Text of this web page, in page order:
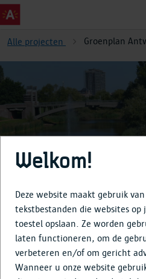
Alle projecten Groenplan
Groenplan
Over
Tijdlijn
Welkom!
Deze website maakt gebruik
tekstbestanden die websites op
toestel opslaan. Ze worden
laten functioneren, om de
verbeteren en/of om gericht
Wanneer u onze website